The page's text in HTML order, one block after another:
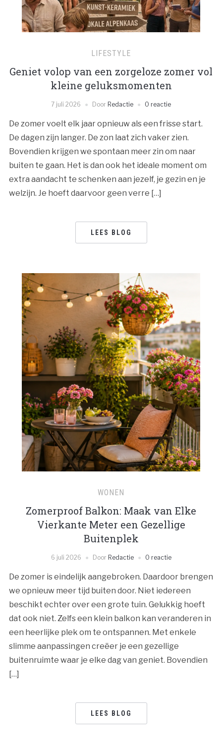
LIFESTYLE
Geniet volop van een zorgeloze zomer vol
kleine geluksmomenten
7 juli 2026 Door Redactie 0 reactie
De zomer voelt elk jaar opnieuw als een frisse start.
De dagen zijn langer. De zon laat zich vaker zien.
Bovendien krijgen we spontaan meer zin om naar
buiten te gaan. Het is dan ook het ideale moment om
extra aandacht te schenken aan jezelf, je gezin en je
welzijn. Je hoeft daarvoor geen verre […]
LEES BLOG
WONEN
Zomerproof Balkon: Maak van Elke
Vierkante Meter een Gezellige
Buitenplek
6 juli 2026 Door Redactie 0 reactie
De zomer is eindelijk aangebroken. Daardoor brengen
we opnieuw meer tijd buiten door. Niet iedereen
beschikt echter over een grote tuin. Gelukkig hoeft
dat ook niet. Zelfs een klein balkon kan veranderen in
een heerlijke plek om te ontspannen. Met enkele
slimme aanpassingen creëer je een gezellige
buitenruimte waar je elke dag van geniet. Bovendien
[…]
LEES BLOG